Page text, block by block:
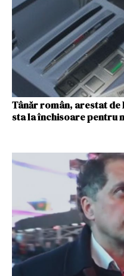
Tânăr român, arestat de
sta la închisoare pentru